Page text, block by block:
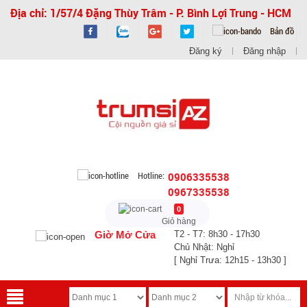
Địa chỉ: 1/57/4 Đặng Thùy Trâm - P. Bình Lợi Trung - HCM
Bản đồ
Đăng ký Đăng nhập
Hotline: 0906335538
0967335538
0
Giỏ hàng
Giờ Mở Cửa
T2 - T7: 8h30 - 17h30
Chủ Nhật: Nghỉ
[ Nghỉ Trưa: 12h15 - 13h30 ]